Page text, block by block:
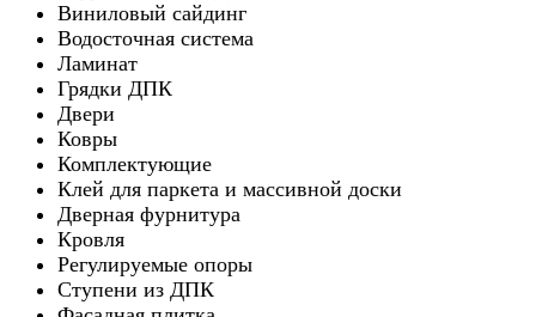
Виниловый сайдинг
Водосточная система
Ламинат
Грядки ДПК
Двери
Ковры
Комплектующие
Клей для паркета и массивной доски
Дверная фурнитура
Кровля
Регулируемые опоры
Ступени из ДПК